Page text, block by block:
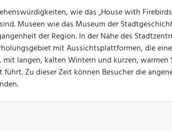
wie das „House with
Museen wie das Museum der
der Region. In der Nähe des
mit Aussichtsplattformen, die
langen, kalten Wintern und kurzen, warmen
Zu dieser Zeit können Besucher die